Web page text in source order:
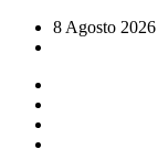
8 Agosto 2026